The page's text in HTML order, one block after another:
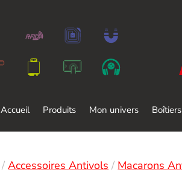
Accueil Produits Mon univers
/Accessoires Antivols / Macarons